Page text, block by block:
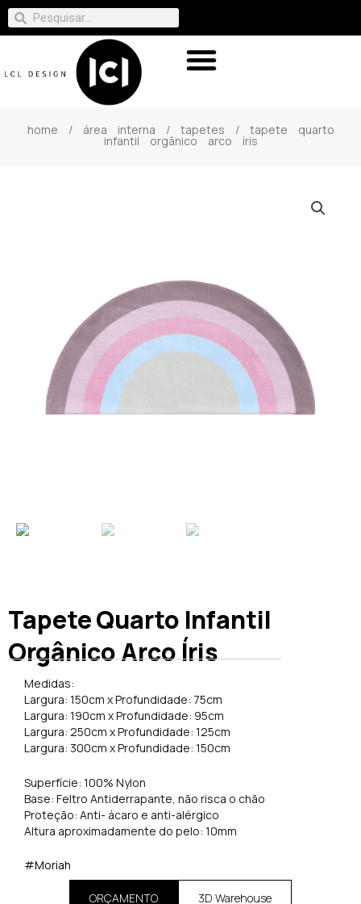
home / área interna / tapetes / tapete quarto
infantil orgânico arco íris
Tapete Quarto Infantil
Orgânico Arco Íris
Medidas:
Largura: 150cm x Profundidade: 75cm
Largura: 190cm x Profundidade: 95cm
Largura: 250cm x Profundidade: 125cm
Largura: 300cm x Profundidade: 150cm
Superfície: 100% Nylon
Base: Feltro Antiderrapante, não risca o chão
Proteção: Anti- ácaro e anti-alérgico
Altura aproximadamente do pelo: 10mm
#Moriah
ORÇAMENTO 3D Warehouse